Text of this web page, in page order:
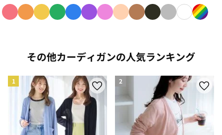
その他カーディガンの人気ランキング
1 2